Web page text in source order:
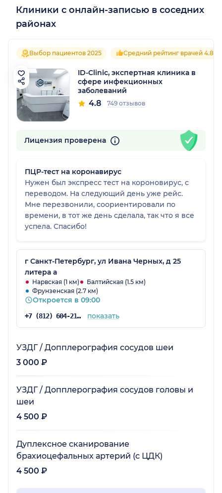
Клиники с онлайн-записью в соседних
районах
Выбор пациентов 2025 Средний рейтинг врачей 4.8
ID-Clinic, экспертная клиника в
сфере инфекционных
заболеваний
4.8 749 отзывов
Лицензия проверена
ПЦР-тест на коронавирус
Нужен был экспресс тест на короновирус, с
переводом. На следующий день уже рейс.
Мне перезвонили, соориентировали по
времени, в тот же день сделала, так что я все
успела. Спасибо!
г Санкт-Петербург, ул Ивана Черных, д 25
литера а
Нарвская (1 км)
Балтийская (1.5 км)
Фрунзенская (2.7 км)
Откроется в 09:00
+7 (812) 604-21-03 показать
УЗДГ / Допплерография сосудов шеи
3 000 ₽
УЗДГ / Допплерография сосудов головы и
шеи
4 500 ₽
Дуплексное сканирование
брахиоцефальных артерий (с ЦДК)
4 500 ₽